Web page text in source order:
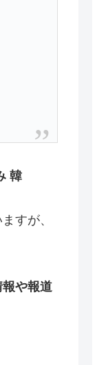
韓
すが、
や報道